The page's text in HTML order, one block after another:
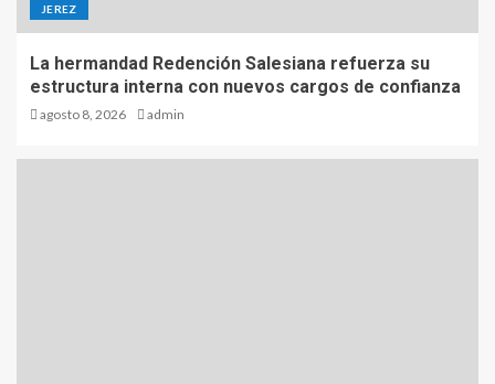
JEREZ
La hermandad Redención Salesiana refuerza su
estructura interna con nuevos cargos de confianza
agosto 8, 2026 admin